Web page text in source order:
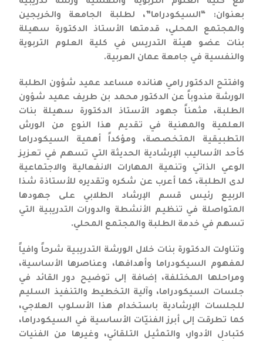
مع كلية العلوم التربوية والنفسية ورشة تدريبية
بعنوان: “السيكودراما”، لطلبة الجامعة والخريجين
والمجتمع المحلي، قدمتها الأستاذ الدكتورة سهيلة
بنات عضو هيئة التدريس في كلية العلوم التربوية
والنفسية في جامعة عمان العربية.
وافتتح الدكتور رامي هنانده مساعد عميد شؤون الطلبة
الورشة مندوباً عن الدكتور محمد بن طريف عميد شؤون
الطلبة، مثمناً جهود الأستاذ الدكتورة سهيلة بنات
العلمية والمهنية في تقديم هذا النوع من الورش
التطبيقية المتخصصة، ومؤكداً أهمية السيكودراما
كأحد الأساليب الإرشادية الحديثة التي تسهم في تعزيز
الوعي الذاتي وتنمية المهارات الانفعالية والاجتماعية
لدى الطلبة، كما أعرب عن شكره وتقديره للأستاذة شذا
الربيع رئيس قسم الإرشاد الطلابي على جهودها
المتواصلة في تنظيم الأنشطة والدورات التدريبية التي
تسهم في خدمة الطلبة والمجتمع المحلي.
وتناولت الدكتورة بنات خلال الورشة التدريبية شرحاً وافياً
لمفهوم السيكودراما وأهدافها، وعناصرها الأساسية،
ومراحلها المختلفة، إضافة إلى توضيح دور القائد في
جلسات السيكودراما، وآلية التخطيط والتنفيذ السليم
للجلسات الإرشادية باستخدام هذا الأسلوب العلاجي،
كما تطرقت إلى أبرز الفنيّات الأساسية في السيكودراما،
كتبادل الأدوار، والتمثيل التلقائي، وغيرها من الفنيات